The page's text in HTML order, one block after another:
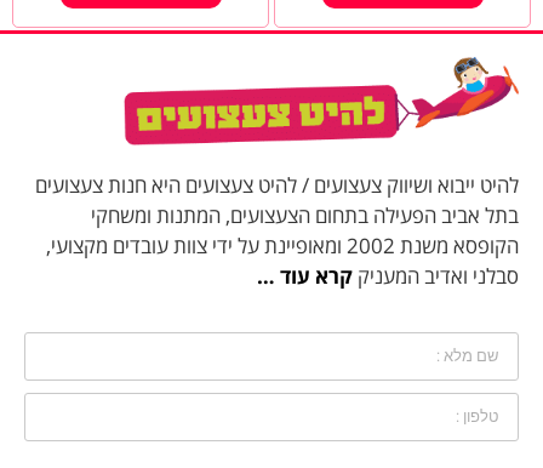
להיט ייבוא ושיווק צעצועים / להיט צעצועים היא חנות צעצועים
בתל אביב הפעילה בתחום הצעצועים, המתנות ומשחקי
הקופסא משנת 2002 ומאופיינת על ידי צוות עובדים מקצועי,
סבלני ואדיב המעניק קרא עוד …